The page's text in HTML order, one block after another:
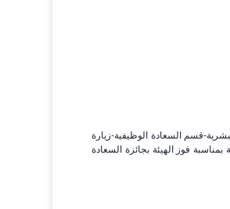
قسم السعادة الوظيفية-زيارة
فوز الهيئة بجائزة السعادة